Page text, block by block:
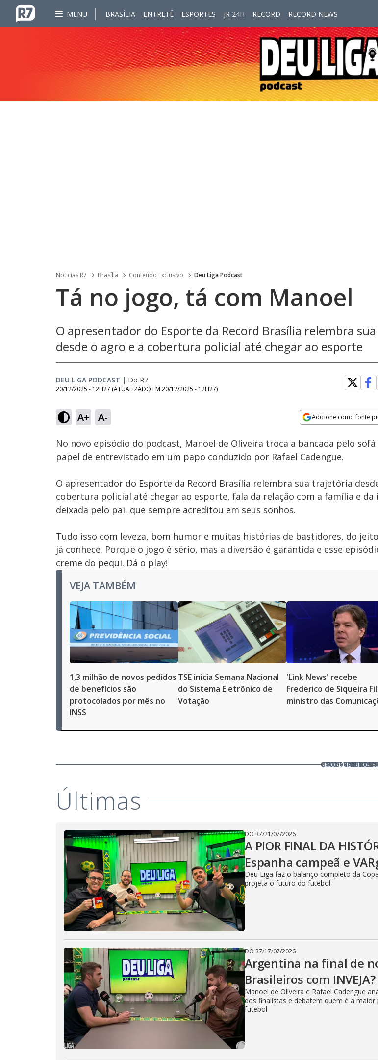
MENU BRASÍLIA ENTRETÊ ESPORTES JR 24H RECORD RECORD NEWS
Noticias R7 Brasília Conteúdo Exclusivo Deu Liga Podcast
Tá no jogo, tá com Manoel
O apresentador do Esporte da Record Brasília relembra
desde o agro e a cobertura policial até chegar ao esporte
DEU LIGA PODCAST | Do R7
20/12/2025 - 12H27 (ATUALIZADO EM 20/12/2025 - 12H27)
A+ A- Adicione como fonte
Ativar
Som
2.41%
Velocidade
No novo episódio do podcast, Manoel de Oliveira troca a bancada pelo sofá
papel de entrevistado em um papo conduzido por Rafael Cadengue.
O apresentador do Esporte da Record Brasília relembra sua trajetória
cobertura policial até chegar ao esporte, fala da relação com a família e da
deixada pelo pai, que sempre acreditou em seus sonhos.
Tudo isso com leveza, bom humor e muitas histórias de bastidores, do
já conhece. Porque o jogo é sério, mas a diversão é garantida e esse
creme do pequi. Dá o play!
VEJA TAMBÉM
1,3 milhão de novos pedidos
de benefícios são
protocolados por mês no
INSS
TSE inicia Semana Nacional
do Sistema Eletrônico de
Votação
'Link News' recebe
Frederico de Siqueira
ministro das
RECORDDISTRITO-
Últimas
DO R7/21/07/2026
A PIOR FINAL DA
Espanha campeã e
Deu Liga faz o balanço completo da
projeta o futuro do futebol
DO R7/17/07/2026
Argentina na final de
Brasileiros com INVEJA?
Manoel de Oliveira e Rafael Cadengue
dos finalistas e debatem quem é a maior
futebol